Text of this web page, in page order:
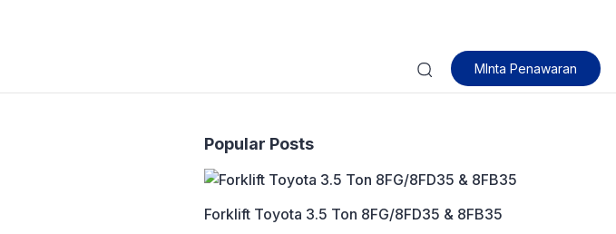
MInta Penawaran
Popular Posts
Forklift Toyota 3.5 Ton 8FG/8FD35 & 8FB35